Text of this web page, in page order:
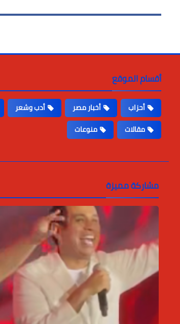
أقسام الموقع
أحزاب أخبار مصر أدب وشعر
مقالات
منوعات
مشاركة مميزة